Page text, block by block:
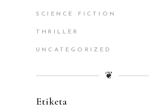
SCIENCE FICTION
THRILLER
UNCATEGORIZED
❦
Etiketa